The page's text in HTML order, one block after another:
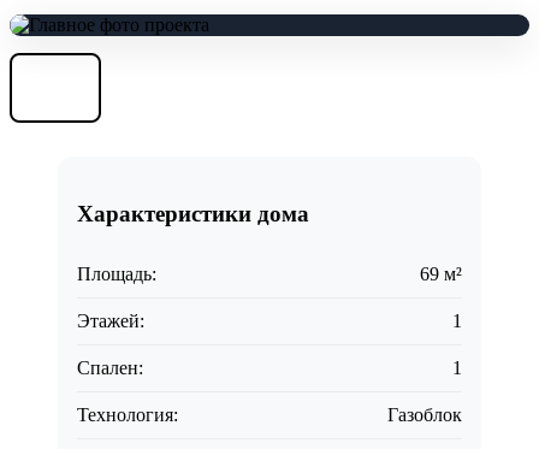
Характеристики дома
Площадь: 69 м²
Этажей: 1
Спален: 1
Технология: Газоблок